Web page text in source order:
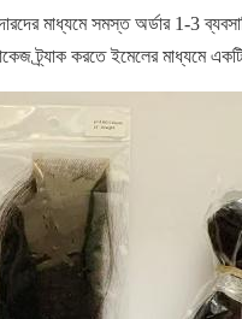
মাধ্যমে সমস্ত অর্ডার 1-3
ট্র্যাক করতে ইমেলের মাধ্যমে একটি